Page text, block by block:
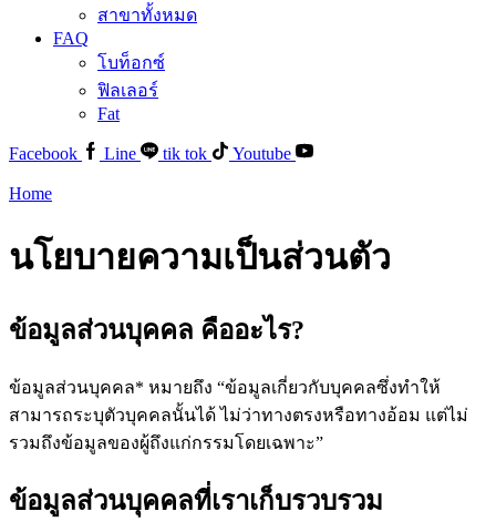
สาขาทั้งหมด
FAQ
โบท็อกซ์
ฟิลเลอร์
Fat
Facebook Line tik tok Youtube
Home
นโยบายความเป็นส่วนตัว
ข้อมูลส่วนบุคคล คืออะไร?
ข้อมูลส่วนบุคคล* หมายถึง “ข้อมูลเกี่ยวกับบุคคลซึ่งทำให้
สามารถระบุตัวบุคคลนั้นได้ ไม่ว่าทางตรงหรือทางอ้อม แต่ไม่
รวมถึงข้อมูลของผู้ถึงแก่กรรมโดยเฉพาะ”
ข้อมูลส่วนบุคคลที่เราเก็บรวบรวม